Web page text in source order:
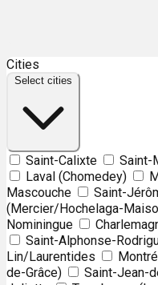
+
−
Cities
Select cities
Saint-Calixte Saint-
Laval (Chomedey)
Mascouche
Saint-
(Mercier/Hochelaga-
Nominingue
Saint-Alphonse-
Lin/Laurentides
de-Grâce)
Saint-Jean-